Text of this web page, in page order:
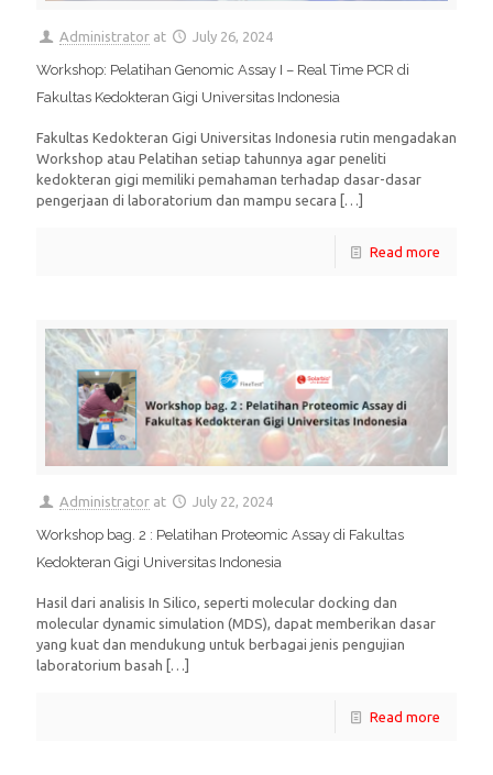
Administrator at July 26, 2024
Workshop: Pelatihan Genomic Assay I – Real Time PCR di
Fakultas Kedokteran Gigi Universitas Indonesia
Fakultas Kedokteran Gigi Universitas Indonesia rutin mengadakan
Workshop atau Pelatihan setiap tahunnya agar peneliti
kedokteran gigi memiliki pemahaman terhadap dasar-dasar
pengerjaan di laboratorium dan mampu secara […]
Read more
Administrator at July 22, 2024
Workshop bag. 2 : Pelatihan Proteomic Assay di Fakultas
Kedokteran Gigi Universitas Indonesia
Hasil dari analisis In Silico, seperti molecular docking dan
molecular dynamic simulation (MDS), dapat memberikan dasar
yang kuat dan mendukung untuk berbagai jenis pengujian
laboratorium basah […]
Read more